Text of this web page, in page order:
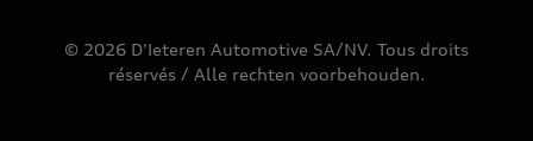
© 2026 D'Ieteren Automotive SA/NV. Tous droits
réservés / Alle rechten voorbehouden.